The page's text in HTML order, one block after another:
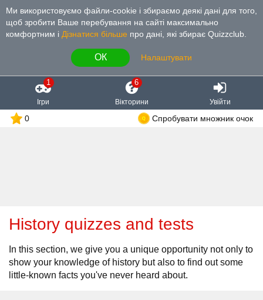
Ми використовуємо файли-cookie і збираємо деякі дані для того,
щоб зробити Ваше перебування на сайті максимально
комфортним і Дізнатися більше про дані, які збирає Quizzclub.
ОК Налаштувати
1
Ігри
6
Вікторини Увійти
0 Спробувати множник очок
History quizzes and tests
In this section, we give you a unique opportunity not only to
show your knowledge of history but also to find out some
little-known facts you've never heard about.